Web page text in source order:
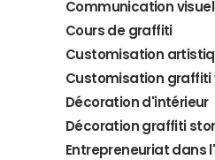
Communication
Cours de graffiti
Customisation
Customisation graffiti
Décoration d'intérieur
Décoration graffiti
Entrepreneuriat dans